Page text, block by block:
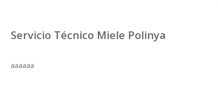
Servicio Técnico Miele Polinya
aaaaaa